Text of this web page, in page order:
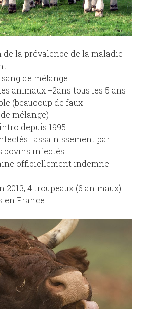
la prévalence de la maladie
de mélange
animaux +2ans tous les 5 ans
(beaucoup de faux +
mélange)
depuis 1995
: assainissement par
bovins infectés
officiellement indemne
2013, 4 troupeaux (6 animaux)
en France